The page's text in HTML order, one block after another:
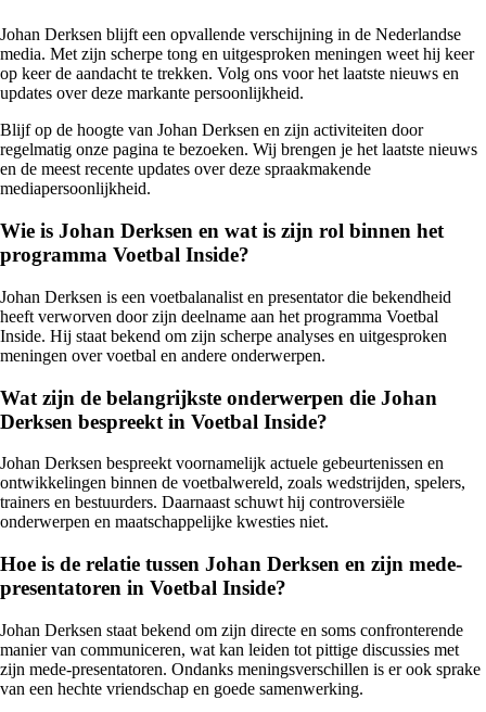
Johan Derksen blijft een opvallende verschijning in de Nederlandse
media. Met zijn scherpe tong en uitgesproken meningen weet hij keer
op keer de aandacht te trekken. Volg ons voor het laatste nieuws en
updates over deze markante persoonlijkheid.
Blijf op de hoogte van Johan Derksen en zijn activiteiten door
regelmatig onze pagina te bezoeken. Wij brengen je het laatste nieuws
en de meest recente updates over deze spraakmakende
mediapersoonlijkheid.
Wie is Johan Derksen en wat is zijn rol binnen het
programma Voetbal Inside?
Johan Derksen is een voetbalanalist en presentator die bekendheid
heeft verworven door zijn deelname aan het programma Voetbal
Inside. Hij staat bekend om zijn scherpe analyses en uitgesproken
meningen over voetbal en andere onderwerpen.
Wat zijn de belangrijkste onderwerpen die Johan
Derksen bespreekt in Voetbal Inside?
Johan Derksen bespreekt voornamelijk actuele gebeurtenissen en
ontwikkelingen binnen de voetbalwereld, zoals wedstrijden, spelers,
trainers en bestuurders. Daarnaast schuwt hij controversiële
onderwerpen en maatschappelijke kwesties niet.
Hoe is de relatie tussen Johan Derksen en zijn mede-
presentatoren in Voetbal Inside?
Johan Derksen staat bekend om zijn directe en soms confronterende
manier van communiceren, wat kan leiden tot pittige discussies met
zijn mede-presentatoren. Ondanks meningsverschillen is er ook sprake
van een hechte vriendschap en goede samenwerking.